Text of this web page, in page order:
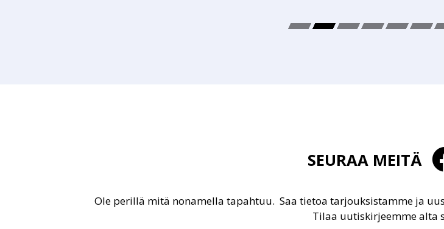
SEURAA MEITÄ
Ole perillä mitä nonamella tapahtuu. Saa tietoa tarjouksistamme ja
Tilaa uutiskirjeemme alta